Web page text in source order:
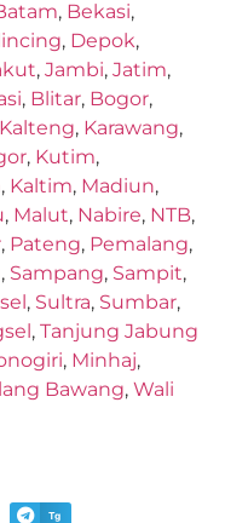
, Bekasi,
, Depok,
, Jambi, Jatim,
, Blitar, Bogor,
Kalteng, Karawang,
, Kutim,
, Kaltim, Madiun,
, Malut, Nabire, NTB,
, Pateng, Pemalang,
, Sampang, Sampit,
, Sultra, Sumbar,
, Tanjung Jabung
, Minhaj,
Bawang, Wali
Tg